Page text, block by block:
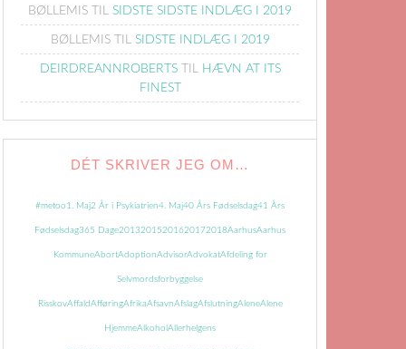
BØLLEMIS TIL SIDSTE SIDSTE INDLÆG I 2019
BØLLEMISTIL SIDSTE INDLÆG I 2019
DEIRDREANNROBERTSTIL HÆVN AT ITS
FINEST
DÉT SKRIVER JEG OM…
#metoo 1. Maj2 År i Psykiatrien4. Maj40 Års Fødselsdag41 Års
Fødselsdag365 Dage20132015201620172018AarhusAarhus
KommuneAbortAdoptionAdvisorAdvokatAfdeling for
Selvmordsforbyggelse
RisskovAffald AfføringAfrikaAfsavnAfslagAfslutningAleneAlene
HjemmeAlkohol Allerhelgens